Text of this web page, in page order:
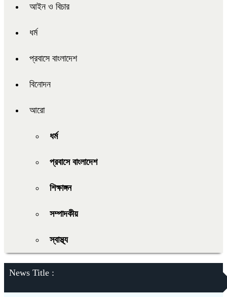
আইন ও বিচার
ধর্ম
প্রবাসে বাংলাদেশ
বিনোদন
আরো
ধর্ম
প্রবাসে বাংলাদেশ
শিক্ষাঙ্গন
সম্পাদকীয়
স্বাস্থ্য
News Title :